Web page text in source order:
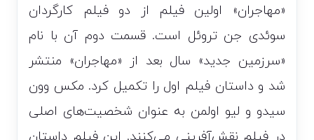
«مهاجران» اولین فیلم از دو فیلم کارگردان
سوئدی جن تروئل است. قسمت دوم آن با نام
«سرزمین جدید» سال بعد از «مهاجران» منتشر
شد و داستان فیلم اول را تکمیل کرد. مکس وون
سیدو و لیو اولمن به عنوان شخصیت‌های اصلی